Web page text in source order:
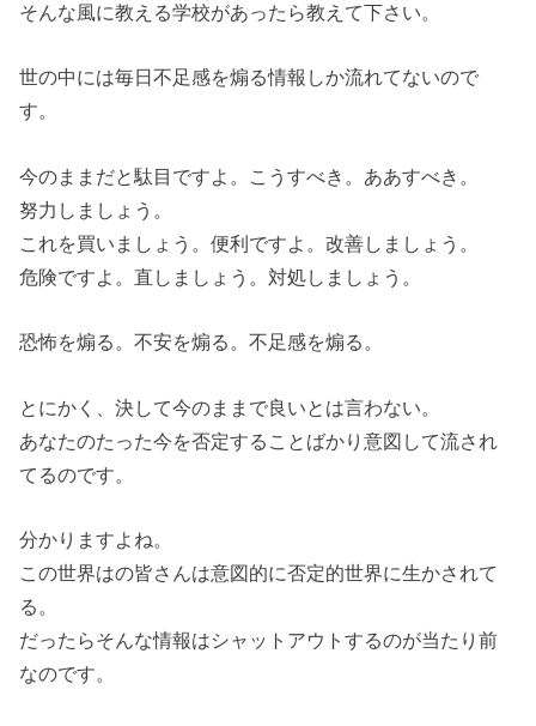
そんな風に教える学校があったら教えて下さい。
世の中には毎日不足感を煽る情報しか流れてないので
す。
今のままだと駄目ですよ。こうすべき。ああすべき。
努力しましょう。
これを買いましょう。便利ですよ。改善しましょう。
危険ですよ。直しましょう。対処しましょう。
恐怖を煽る。不安を煽る。不足感を煽る。
とにかく、決して今のままで良いとは言わない。
あなたのたった今を否定することばかり意図して流され
てるのです。
分かりますよね。
この世界はの皆さんは意図的に否定的世界に生かされて
る。
だったらそんな情報はシャットアウトするのが当たり前
なのです。